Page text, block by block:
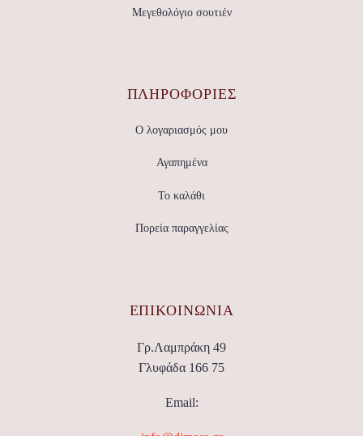
Μεγεθολόγιο σουτιέν
ΠΛΗΡΟΦΟΡΙΕΣ
Ο λογαριασμός μου
Αγαπημένα
Το καλάθι
Πορεία παραγγελίας
ΕΠΙΚΟΙΝΩΝΊΑ
Γρ.Λαμπράκη 49
Γλυφάδα 166 75
Email: